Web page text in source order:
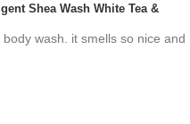
Shea Wash White Tea &
wash. it smells so nice and